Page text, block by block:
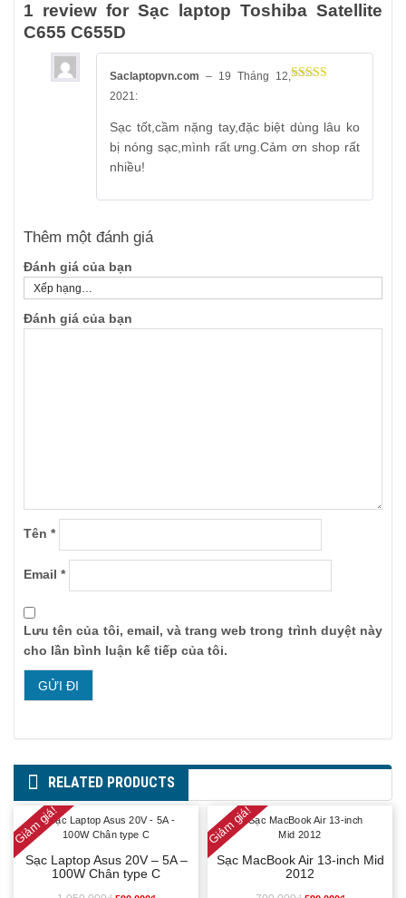
1 review for Sạc laptop Toshiba Satellite
C655 C655D
Saclaptopvn.com – 19 Tháng 12,
2021 :
Sạc tốt,cầm nặng tay,đặc biệt dùng lâu ko
bị nóng sạc,mình rất ưng.Cảm ơn shop rất
nhiều!
Thêm một đánh giá
Đánh giá của bạn
Đánh giá của bạn
Tên *
Email *
Lưu tên của tôi, email, và trang web trong trình duyệt này
cho lần bình luận kế tiếp của tôi.
RELATED PRODUCTS
Giảm giá!
Sạc Laptop Asus 20V – 5A –
100W Chân type C
Giảm giá!
Sạc MacBook Air 13-inch Mid
2012